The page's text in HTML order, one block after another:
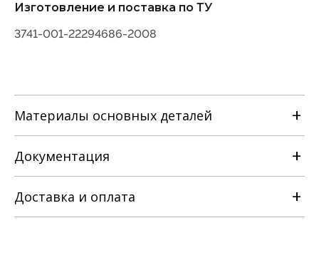
Изготовление и поставка по ТУ
3741-001-22294686-2008
Материалы основных деталей
Материальное исполнение корпусных
деталей
лс
Марка материала
Корпус, крышка
Сталь 25Л ГОСТ977
ГОСТ21357
Документация
РЭ на задвижку клиновую с
Доставка и оплата